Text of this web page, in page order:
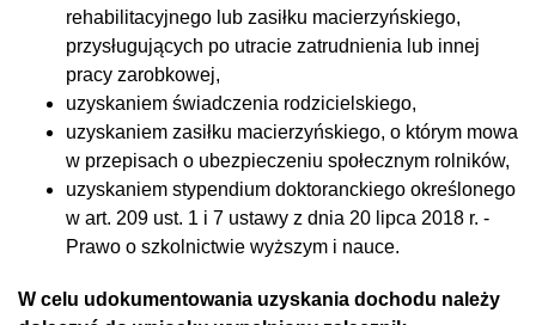
rehabilitacyjnego lub zasiłku macierzyńskiego,
przysługujących po utracie zatrudnienia lub innej
pracy zarobkowej,
uzyskaniem świadczenia rodzicielskiego,
uzyskaniem zasiłku macierzyńskiego, o którym mowa
w przepisach o ubezpieczeniu społecznym rolników,
uzyskaniem stypendium doktoranckiego określonego
w art. 209 ust. 1 i 7 ustawy z dnia 20 lipca 2018 r. -
Prawo o szkolnictwie wyższym i nauce.
W celu udokumentowania uzyskania dochodu należy